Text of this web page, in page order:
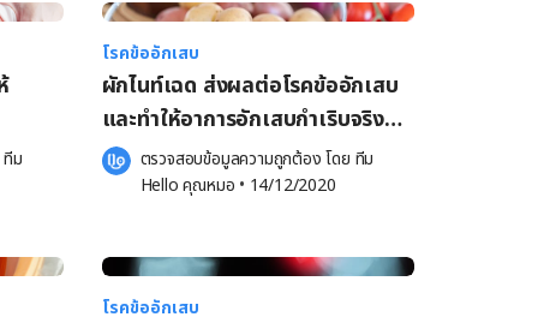
ทีม
โรคข้ออักเสบ
ผักไนท์เฉด ส่งผลต่อโรคข้ออักเสบ
และทำให้อาการอักเสบกำเริบจริง
หรือไม่ตรวจสอบข้อมูลความถูกต้อง โดย ทีม
Hello คุณหมอ • 14/12/2020
โรคข้ออักเสบ